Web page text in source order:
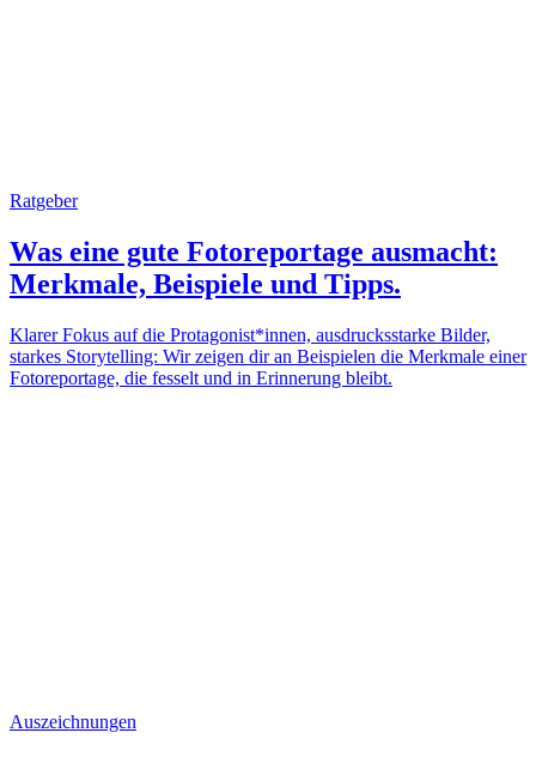
Ratgeber
Was eine gute Fotoreportage ausmacht:
Merkmale, Beispiele und Tipps.
Klarer Fokus auf die Protagonist*innen, ausdrucksstarke Bilder,
starkes Storytelling: Wir zeigen dir an Beispielen die Merkmale einer
Fotoreportage, die fesselt und in Erinnerung bleibt.
Auszeichnungen